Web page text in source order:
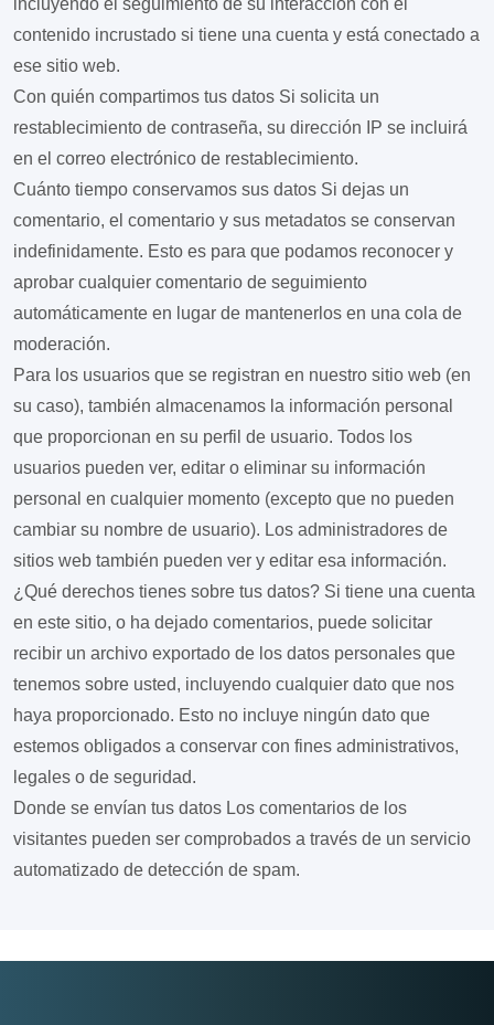
incluyendo el seguimiento de su interacción con el
contenido incrustado si tiene una cuenta y está conectado a
ese sitio web.
Con quién compartimos tus datos Si solicita un
restablecimiento de contraseña, su dirección IP se incluirá
en el correo electrónico de restablecimiento.
Cuánto tiempo conservamos sus datos Si dejas un
comentario, el comentario y sus metadatos se conservan
indefinidamente. Esto es para que podamos reconocer y
aprobar cualquier comentario de seguimiento
automáticamente en lugar de mantenerlos en una cola de
moderación.
Para los usuarios que se registran en nuestro sitio web (en
su caso), también almacenamos la información personal
que proporcionan en su perfil de usuario. Todos los
usuarios pueden ver, editar o eliminar su información
personal en cualquier momento (excepto que no pueden
cambiar su nombre de usuario). Los administradores de
sitios web también pueden ver y editar esa información.
¿Qué derechos tienes sobre tus datos? Si tiene una cuenta
en este sitio, o ha dejado comentarios, puede solicitar
recibir un archivo exportado de los datos personales que
tenemos sobre usted, incluyendo cualquier dato que nos
haya proporcionado. Esto no incluye ningún dato que
estemos obligados a conservar con fines administrativos,
legales o de seguridad.
Donde se envían tus datos Los comentarios de los
visitantes pueden ser comprobados a través de un servicio
automatizado de detección de spam.